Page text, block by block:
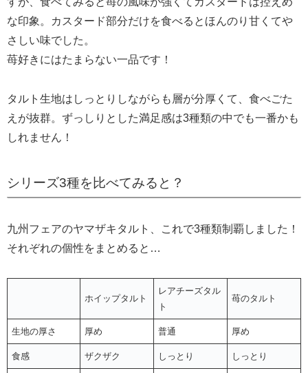
な印象。カスタード部分だけを食べるとほんのり甘くてや
さしい味でした。
苺好きにはたまらない一品です！
タルト生地はしっとりしながらも層が分厚くて、食べごた
えが抜群。ずっしりとした満足感は3種類の中でも一番かも
しれません！
シリーズ3種を比べてみると？
九州フェアのヤマザキタルト、これで3種類制覇しました！
それぞれの個性をまとめると…
ホイップタルト
レアチーズタル
ト
苺のタルト
生地の厚さ 厚め 普通 厚め
食感 ザクザク しっとり しっとり